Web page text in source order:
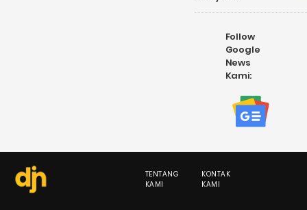
Follow
Google
News
Kami:
TENTANG
KAMI
KONTAK
KAMI